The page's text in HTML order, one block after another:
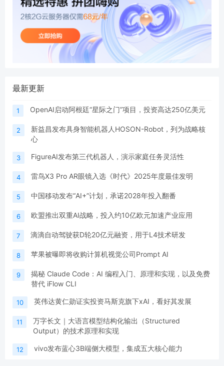
最新更新
1 OpenAI启动阿根廷“星际之门”项目，投资高达250亿美元
2
新益昌发布具身智能机器人HOSON-Robot，列为战略核
心
3 FigureAI发布第三代机器人，演示家庭任务灵活性
4 雷鸟X3 Pro AR眼镜入选《时代》2025年度最佳发明
5 中国移动发布“AI+”计划，承诺2028年投入翻番
6 欧盟推出双重AI战略，投入约10亿欧元加速产业应用
7 滴滴自动驾驶获D轮20亿元融资，用于L4技术研发
8 苹果被曝即将收购计算机视觉公司Prompt AI
9
揭秘 Claude Code：AI 编程入门、原理和实现，以及免费
替代 iFlow CLI
10 英伟达黄仁勋证实投资马斯克旗下xAI，看好其发展
11
万字长文｜大语言模型结构化输出（Structured
Output）的技术原理和实现
12 vivo发布蓝心3B端侧大模型，集成五大核心能力